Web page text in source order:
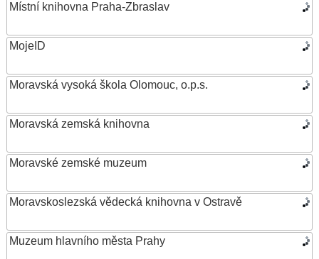
Místní knihovna Praha-Zbraslav
MojeID
Moravská vysoká škola Olomouc, o.p.s.
Moravská zemská knihovna
Moravské zemské muzeum
Moravskoslezská vědecká knihovna v Ostravě
Muzeum hlavního města Prahy